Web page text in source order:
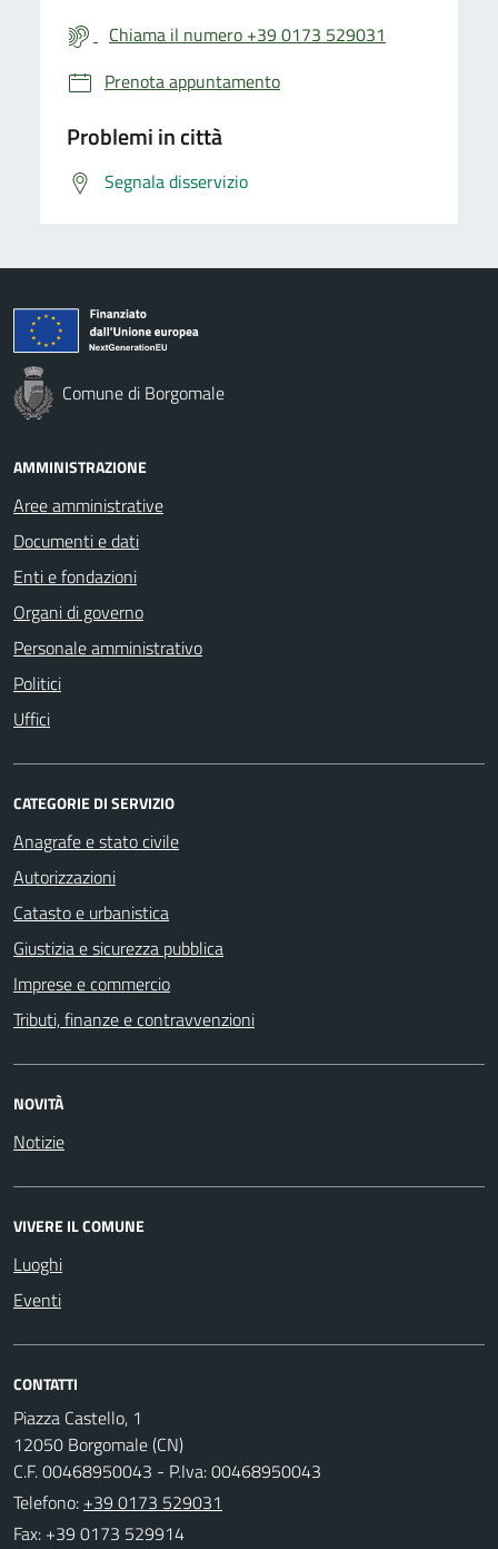
Chiama il numero +39 0173 529031
Prenota appuntamento
Problemi in città
Segnala disservizio
Comune di Borgomale
AMMINISTRAZIONE
Aree amministrative
Documenti e dati
Enti e fondazioni
Organi di governo
Personale amministrativo
Politici
Uffici
CATEGORIE DI SERVIZIO
Anagrafe e stato civile
Autorizzazioni
Catasto e urbanistica
Giustizia e sicurezza pubblica
Imprese e commercio
Tributi, finanze e contravvenzioni
NOVITÀ
Notizie
VIVERE IL COMUNE
Luoghi
Eventi
CONTATTI
Piazza Castello, 1
12050 Borgomale (CN)
C.F. 00468950043 - P.Iva: 00468950043
Telefono: +39 0173 529031
Fax: +39 0173 529914